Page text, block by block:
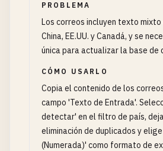
PROBLEMA
Los correos incluyen texto mixto
China, EE.UU. y Canadá, y se
única para actualizar la base de
CÓMO USARLO
Copia el contenido de los
campo 'Texto de Entrada'.
detectar' en el filtro de país,
eliminación de duplicados y
(Numerada)' como formato de